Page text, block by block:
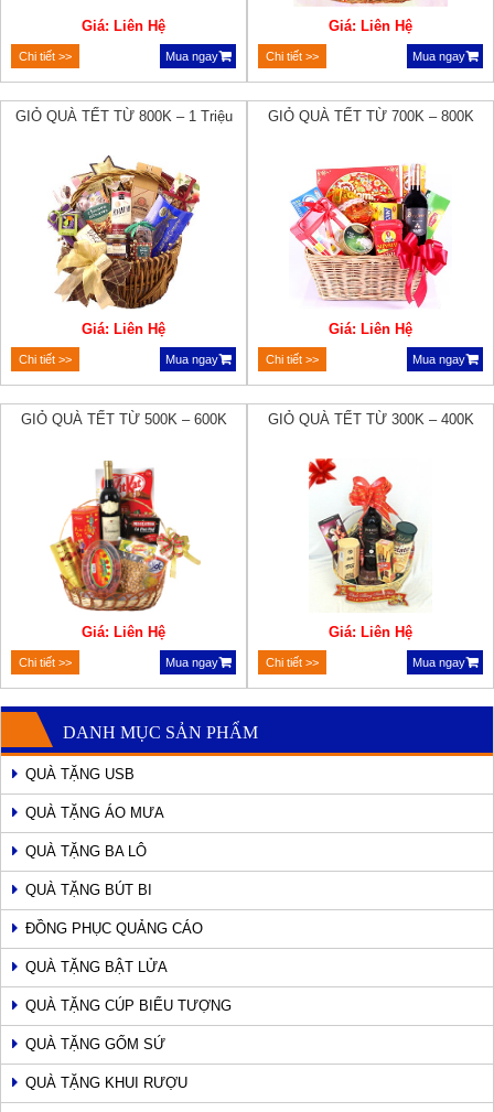
Giá: Liên Hệ
Chi tiết >> Mua ngay
Giá: Liên Hệ
Chi tiết >> Mua ngay
GIỎ QUÀ TẾT TỪ 800K – 1 Triệu
Giá: Liên Hệ
Chi tiết >> Mua ngay
GIỎ QUÀ TẾT TỪ 700K – 800K
Giá: Liên Hệ
Chi tiết >> Mua ngay
GIỎ QUÀ TẾT TỪ 500K – 600K
Giá: Liên Hệ
Chi tiết >> Mua ngay
GIỎ QUÀ TẾT TỪ 300K – 400K
Giá: Liên Hệ
Chi tiết >> Mua ngay
DANH MỤC SẢN PHẨM
QUÀ TẶNG USB
QUÀ TẶNG ÁO MƯA
QUÀ TẶNG BA LÔ
QUÀ TẶNG BÚT BI
ĐỒNG PHỤC QUẢNG CÁO
QUÀ TẶNG BẬT LỬA
QUÀ TẶNG CÚP BIỂU TƯỢNG
QUÀ TẶNG GỐM SỨ
QUÀ TẶNG KHUI RƯỢU